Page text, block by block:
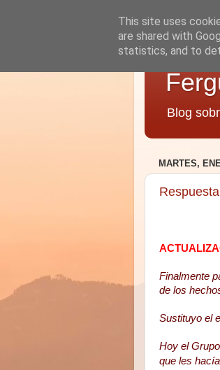
Blog
MARTES,
Finalmente
de los
Sustituyo el
Hoy el
que les
This site uses
are shared with
statistics, and to